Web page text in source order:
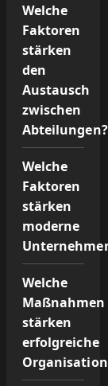
Welche
Faktoren
stärken
den
Austausch
zwischen
Abteilungen?
Welche
Faktoren
stärken
moderne
Welche
Maßnahmen
stärken
erfolgreiche